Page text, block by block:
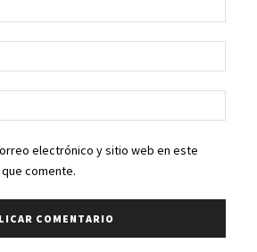
web:
electrónico y sitio web en este
comente.